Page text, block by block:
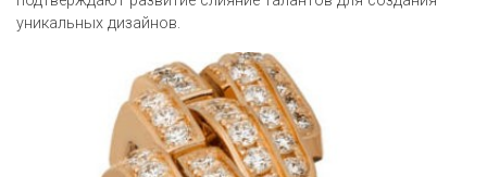
уникальных дизайнов.